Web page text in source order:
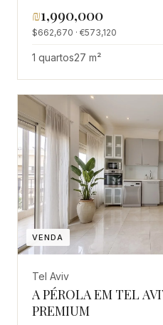
₪1,990,000
$662,670 · €573,120
1 quartos27 m²
VENDA
Tel Aviv
A PÉROLA EM TEL
PREMIUM